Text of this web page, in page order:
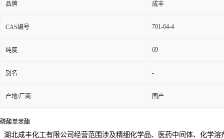
品牌 成丰
CAS编号 701-64-4
纯度 69
别名 -
产地/厂商 国产
磷酸单苯酯
湖北成丰化工有限公司经营范围涉及精细化学品、医药中间体、化学